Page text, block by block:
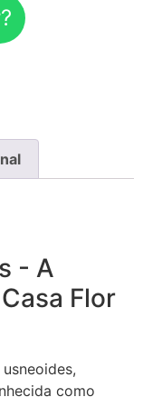
- A
Flor
como